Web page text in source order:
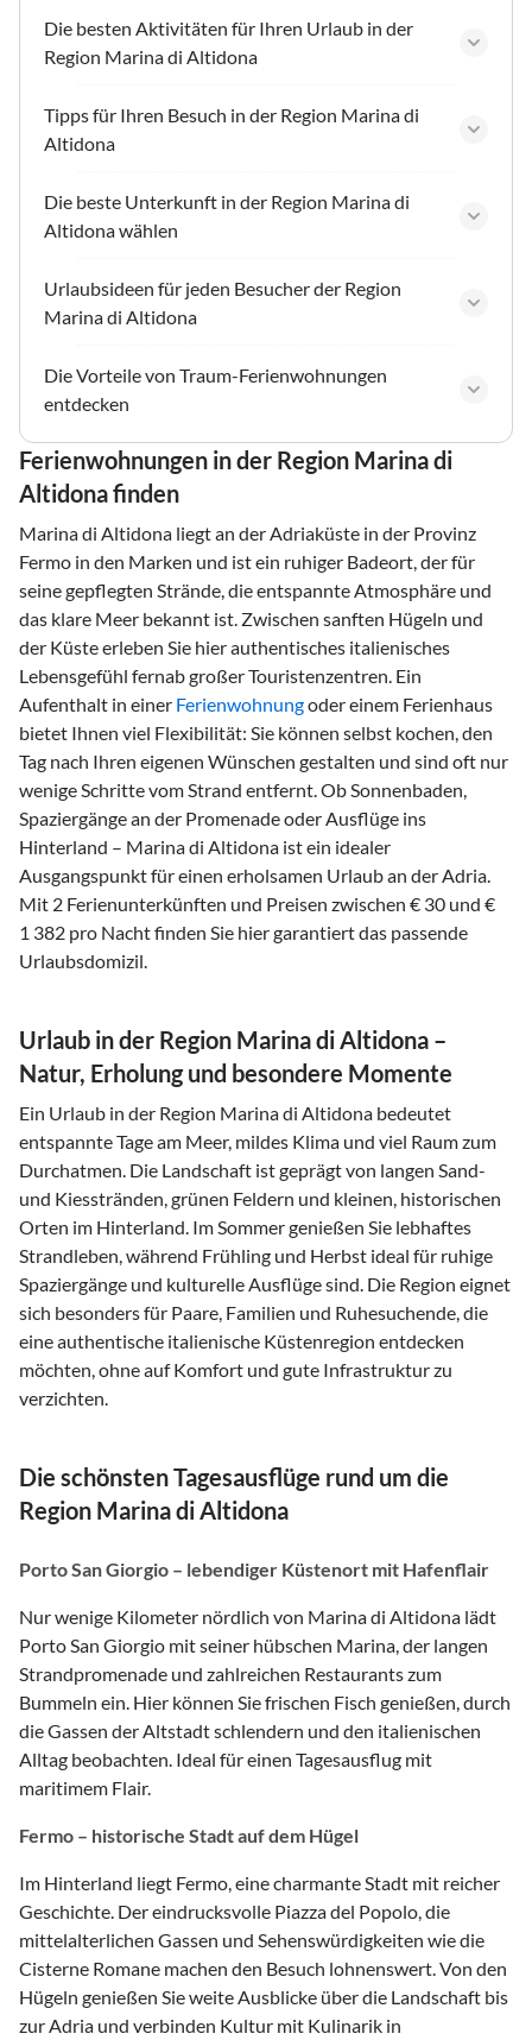
Die besten Aktivitäten für Ihren Urlaub in der
Region Marina di Altidona
Tipps für Ihren Besuch in der Region Marina di
Altidona
Die beste Unterkunft in der Region Marina di
Altidona wählen
Urlaubsideen für jeden Besucher der Region
Marina di Altidona
Die Vorteile von Traum-Ferienwohnungen
entdecken
Ferienwohnungen in der Region Marina di
Altidona finden
Marina di Altidona liegt an der Adriaküste in der Provinz
Fermo in den Marken und ist ein ruhiger Badeort, der für
seine gepflegten Strände, die entspannte Atmosphäre und
das klare Meer bekannt ist. Zwischen sanften Hügeln und
der Küste erleben Sie hier authentisches italienisches
Lebensgefühl fernab großer Touristenzentren. Ein
Aufenthalt in einer Ferienwohnungoder einem Ferienhaus
bietet Ihnen viel Flexibilität: Sie können selbst kochen, den
Tag nach Ihren eigenen Wünschen gestalten und sind oft nur
wenige Schritte vom Strand entfernt. Ob Sonnenbaden,
Spaziergänge an der Promenade oder Ausflüge ins
Hinterland – Marina di Altidona ist ein idealer
Ausgangspunkt für einen erholsamen Urlaub an der Adria.
Mit 2 Ferienunterkünften und Preisen zwischen € 30 und €
1 382 pro Nacht finden Sie hier garantiert das passende
Urlaubsdomizil.
Urlaub in der Region Marina di Altidona –
Natur, Erholung und besondere Momente
Ein Urlaub in der Region Marina di Altidona bedeutet
entspannte Tage am Meer, mildes Klima und viel Raum zum
Durchatmen. Die Landschaft ist geprägt von langen Sand-
und Kiesstränden, grünen Feldern und kleinen, historischen
Orten im Hinterland. Im Sommer genießen Sie lebhaftes
Strandleben, während Frühling und Herbst ideal für ruhige
Spaziergänge und kulturelle Ausflüge sind. Die Region eignet
sich besonders für Paare, Familien und Ruhesuchende, die
eine authentische italienische Küstenregion entdecken
möchten, ohne auf Komfort und gute Infrastruktur zu
verzichten.
Die schönsten Tagesausflüge rund um die
Region Marina di Altidona
Porto San Giorgio – lebendiger Küstenort mit Hafenflair
Nur wenige Kilometer nördlich von Marina di Altidona lädt
Porto San Giorgio mit seiner hübschen Marina, der langen
Strandpromenade und zahlreichen Restaurants zum
Bummeln ein. Hier können Sie frischen Fisch genießen, durch
die Gassen der Altstadt schlendern und den italienischen
Alltag beobachten. Ideal für einen Tagesausflug mit
maritimem Flair.
Fermo – historische Stadt auf dem Hügel
Im Hinterland liegt Fermo, eine charmante Stadt mit reicher
Geschichte. Der eindrucksvolle Piazza del Popolo, die
mittelalterlichen Gassen und Sehenswürdigkeiten wie die
Cisterne Romane machen den Besuch lohnenswert. Von den
Hügeln genießen Sie weite Ausblicke über die Landschaft bis
zur Adria und verbinden Kultur mit Kulinarik in